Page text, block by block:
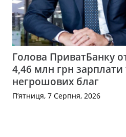
Голова ПриватБанку
4,46 млн грн зарплати
негрошових благ
П’ятниця, 7 Серпня, 2026